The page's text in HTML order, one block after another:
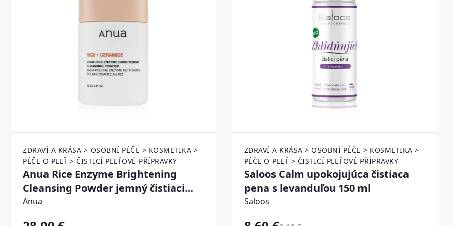
ZDRAVÍ A KRÁSA > OSOBNÍ PÉČE > KOSMETIKA >
PÉČE O PLEŤ > ČISTICÍ PLEŤOVÉ PŘÍPRAVKY
Anua Rice Enzyme Brightening
Cleansing Powder jemný čistiaci
púder na tvár 40 g
Anua
ZDRAVÍ A KRÁSA > OSOBNÍ PÉČE > KOSMETIKA >
PÉČE O PLEŤ > ČISTICÍ PLEŤOVÉ PŘÍPRAVKY
Saloos Calm upokojujúca čistiaca
pena s levanduľou 150 ml
Saloos